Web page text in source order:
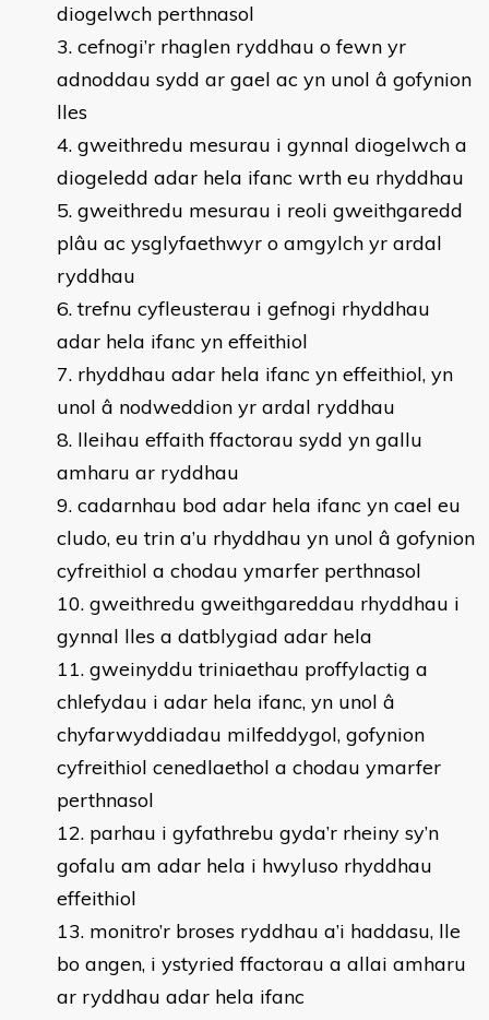
diogelwch perthnasol
cefnogi’r rhaglen ryddhau o fewn yr
adnoddau sydd ar gael ac yn unol â gofynion
lles
gweithredu mesurau i gynnal diogelwch a
diogeledd adar hela ifanc wrth eu rhyddhau
gweithredu mesurau i reoli gweithgaredd
plâu ac ysglyfaethwyr o amgylch yr ardal
ryddhau
trefnu cyfleusterau i gefnogi rhyddhau
adar hela ifanc yn effeithiol
rhyddhau adar hela ifanc yn effeithiol, yn
unol â nodweddion yr ardal ryddhau
lleihau effaith ffactorau sydd yn gallu
amharu ar ryddhau
cadarnhau bod adar hela ifanc yn cael eu
cludo, eu trin a’u rhyddhau yn unol â gofynion
cyfreithiol a chodau ymarfer perthnasol
gweithredu gweithgareddau rhyddhau i
gynnal lles a datblygiad adar hela
gweinyddu triniaethau proffylactig a
chlefydau i adar hela ifanc, yn unol â
chyfarwyddiadau milfeddygol, gofynion
cyfreithiol cenedlaethol a chodau ymarfer
perthnasol
parhau i gyfathrebu gyda’r rheiny sy’n
gofalu am adar hela i hwyluso rhyddhau
effeithiol
monitro’r broses ryddhau a’i haddasu, lle
bo angen, i ystyried ffactorau a allai amharu
ar ryddhau adar hela ifanc